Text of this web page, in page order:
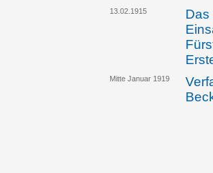
13.02.1915
Das
Mitte Januar 1919